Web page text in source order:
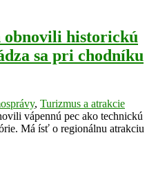
obnovili historickú
sa pri chodníku
, Turizmus a atrakcie
vápennú pec ako technickú
Má ísť o regionálnu atrakciu